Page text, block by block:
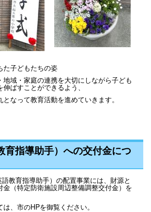
た子どもたちの姿
地域・家庭の連携を大切にしながら子ども
ばすことができるよう、
なって教育活動を進めていきます。
育指導助手）への交付金につ
教育指導助手）の配置事業には、財源と
金（特定防衛施設周辺整備調整交付金）を
、市のHPを御覧ください。